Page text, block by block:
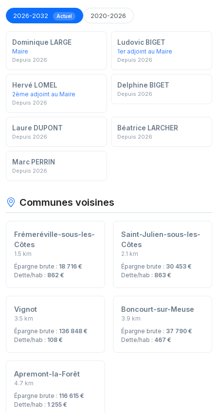
2026-2032 Actuel 2020-2026
Dominique LARGE
Maire
Depuis 2026
Ludovic BIGET
1er adjoint au Maire
Depuis 2026
Hervé LOMEL
2ème adjoint au Maire
Depuis 2026
Delphine BIGET
Depuis 2026
Laure DUPONT
Depuis 2026
Béatrice LARCHER
Depuis 2026
Marc PERRIN
Depuis 2026
Communes voisines
Frémeréville-sous-les-
Côtes
1.5 km
Épargne brute : 18 716 €
Dette/hab : 862 €
Saint-Julien-sous-les-
Côtes
2.1 km
Épargne brute : 30 453 €
Dette/hab : 863 €
Vignot
3.5 km
Épargne brute : 136 848 €
Dette/hab : 108 €
Boncourt-sur-Meuse
3.9 km
Épargne brute : 37 790 €
Dette/hab : 467 €
Apremont-la-Forêt
4.7 km
Épargne brute : 116 615 €
Dette/hab : 1 255 €